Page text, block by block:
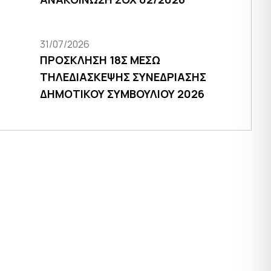
31/07/2026
ΠΡΟΣΚΛΗΣΗ 18Σ ΜΕΣΩ
ΤΗΛΕΔΙΑΣΚΕΨΗΣ ΣΥΝΕΔΡΙΑΣΗΣ
ΔΗΜΟΤΙΚΟΥ ΣΥΜΒΟΥΛΙΟΥ 2026